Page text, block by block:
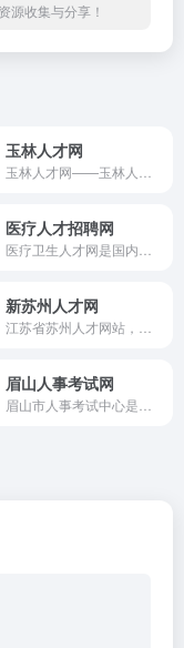
源收集与分享！
玉林人才网
医疗人才招聘网
新苏州人才网
眉山人事考试网